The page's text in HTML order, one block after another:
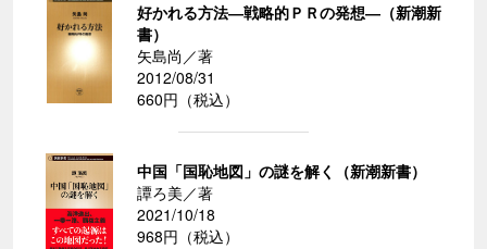
好かれる方法―戦略的ＰＲの発想―（新潮新
書）
矢島尚／著
2012/08/31
660円（税込）
中国「国恥地図」の謎を解く（新潮新書）
譚ろ美／著
2021/10/18
968円（税込）